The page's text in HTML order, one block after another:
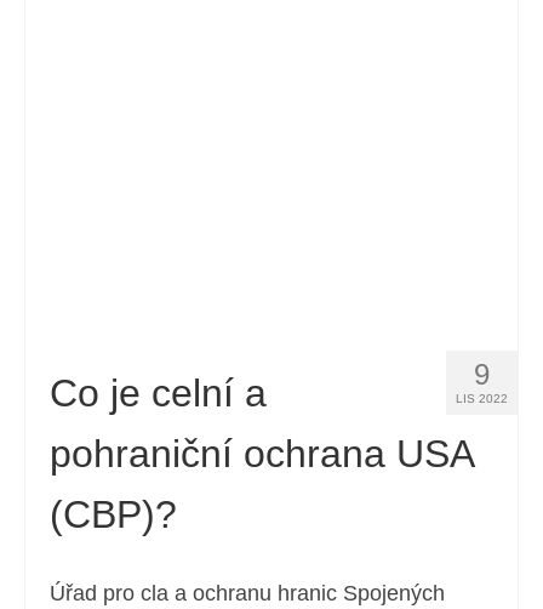
9
LIS 2022
Co je celní a
pohraniční ochrana USA
(CBP)?
Úřad pro cla a ochranu hranic Spojených